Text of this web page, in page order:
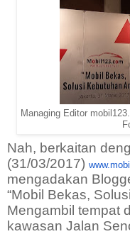
Managing Editor
Nah, berkaitan
(31/03/2017)
mengadakan
“Mobil Bekas,
Mengambil tempat
kawasan Jalan